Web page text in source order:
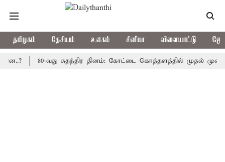
தமிழகம் தேசியம் உலகம் சினிமா விளையாட்டு
80-வது சுதந்திர தினம்: கோட்டை கொத்தளத்தில் முதல் முறையாக